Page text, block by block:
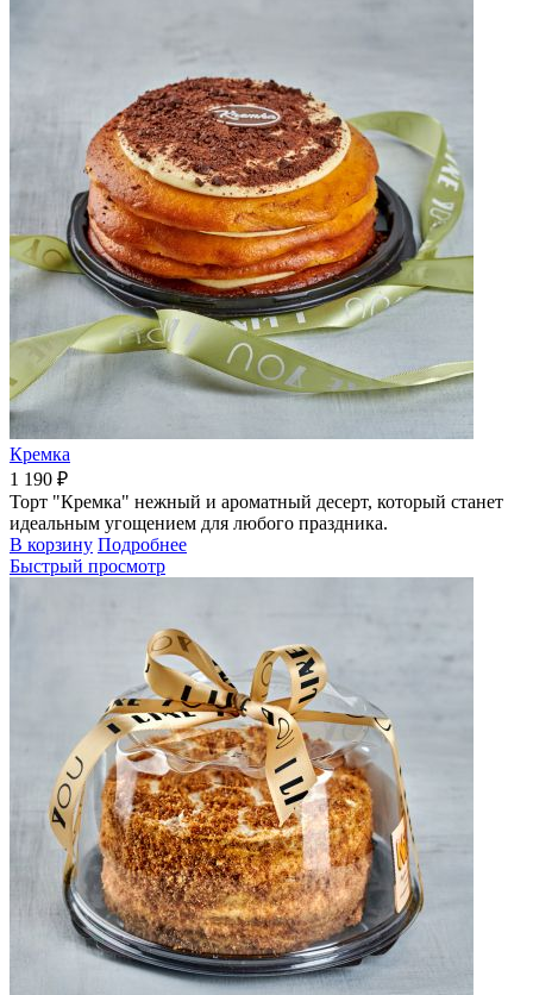
Кремка
1 190 ₽
Торт "Кремка" нежный и ароматный десерт, который станет
идеальным угощением для любого праздника.
В корзину Подробнее
Быстрый просмотр